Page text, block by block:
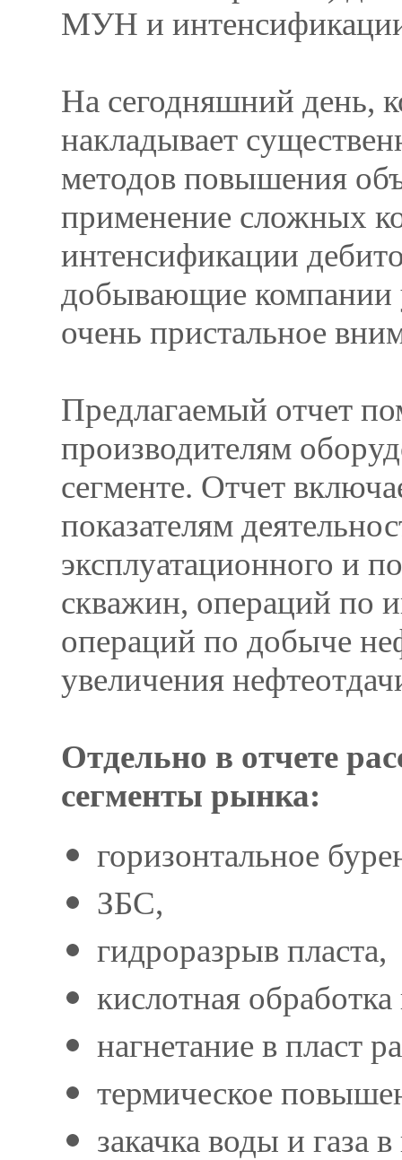
МУН и
На сегодняшний день,
накладывает
методов повышения
применение сложных
интенсификации
добывающие
очень пристальное
Предлагаемый отчет
производителям
сегменте. Отчет
показателям
эксплуатационного и
скважин, операций по
операций по добыче
увеличения
Отдельно в отчете
сегменты рынка:
горизонтальное
ЗБС,
гидроразрыв пласта,
кислотная
нагнетание в пласт
термическое
закачка воды и газа в